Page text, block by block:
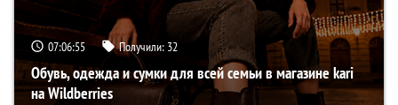
07:06:54 Получили: 32
Обувь, одежда и сумки для всей семьи в магазине kari
на Wildberries